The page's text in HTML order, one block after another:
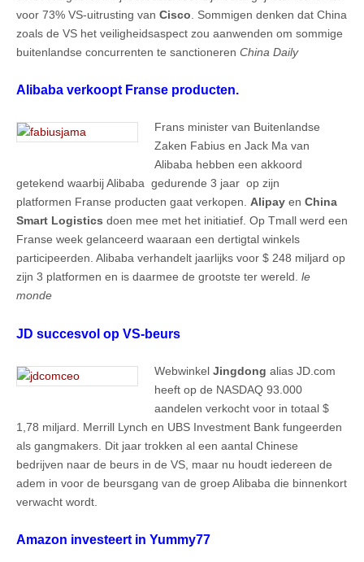
voor 73% VS-uitrusting van Cisco . Sommigen denken dat China
zoals de VS het veiligheidsaspect zou aanwenden om sommige
buitenlandse concurrenten te sanctioneren China Daily
Alibaba verkoopt Franse producten.
Frans minister van Buitenlandse
Zaken Fabius en Jack Ma van
Alibaba hebben een akkoord
getekend waarbij Alibaba gedurende 3 jaar op zijn
platformen Franse producten gaat verkopen. Alipay en China
Smart Logistics doen mee met het initiatief. Op Tmall werd een
Franse week gelanceerd waaraan een dertigtal winkels
participeerden. Alibaba verhandelt jaarlijks voor $ 248 miljard op
zijn 3 platformen en is daarmee de grootste ter wereld. le
monde
JD succesvol op VS-beurs
Webwinkel Jingdong alias JD.com
heeft op de NASDAQ 93.000
aandelen verkocht voor in totaal $
1,78 miljard. Merrill Lynch en UBS Investment Bank fungeerden
als gangmakers. Dit jaar trokken al een aantal Chinese
bedrijven naar de beurs in de VS, maar nu houdt iedereen de
adem in voor de beursgang van de groep Alibaba die binnenkort
verwacht wordt.
Amazon investeert in Yummy77